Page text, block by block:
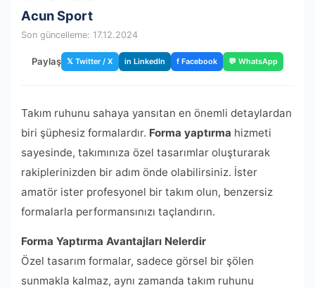
Acun Sport
Son güncelleme: 17.12.2024
Paylaş 𝕏 Twitter / X in LinkedIn f Facebook 💬 WhatsApp
Takım ruhunu sahaya yansıtan en önemli detaylardan
biri şüphesiz formalardır. Forma yaptırma hizmeti
sayesinde, takımınıza özel tasarımlar oluşturarak
rakiplerinizden bir adım önde olabilirsiniz. İster
amatör ister profesyonel bir takım olun, benzersiz
formalarla performansınızı taçlandırın.
Forma Yaptırma Avantajları Nelerdir
Özel tasarım formalar, sadece görsel bir şölen
sunmakla kalmaz, aynı zamanda takım ruhunu